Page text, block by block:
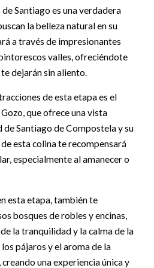
Santiago es una verdadera
la belleza natural en su
a través de impresionantes
valles, ofreciéndote
dejarán sin aliento.
de esta etapa es el
que ofrece una vista
de Santiago de Compostela y su
esta colina te recompensará
especialmente al amanecer o
esta etapa, también te
bosques de robles y encinas,
la tranquilidad y la calma de la
pájaros y el aroma de la
una experiencia única y